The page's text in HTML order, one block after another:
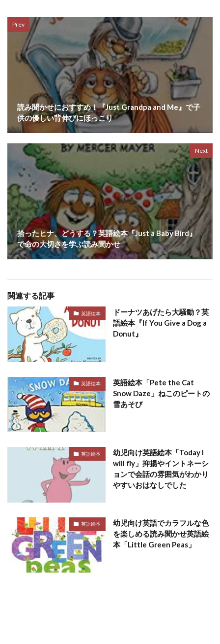
Prev
読み聞かせにおすすめ！『Just Grandpa and Me』で子
供の優しい背伸びにほっこり
Next
拾ったヒナ、どうする？英語絵本『Just a Baby Bird』
で命の大切さを学ぶ読み聞かせ
関連する記事
英語絵本
ドーナツあげたら大騒動？英
語絵本『If You Give a Dog a
Donut』
英語絵本
英語絵本「Pete the Cat
Snow Daze」ねこのピートの
雪あそび
英語絵本
幼児向け英語絵本「Today I
will fly」抑揚やイントネーシ
ョンで会話の雰囲気がわかり
やすいおはなしでした
英語絵本
幼児向け英語でカラフルな色
を楽しめる読み聞かせ英語絵
本「Little Green Peas」